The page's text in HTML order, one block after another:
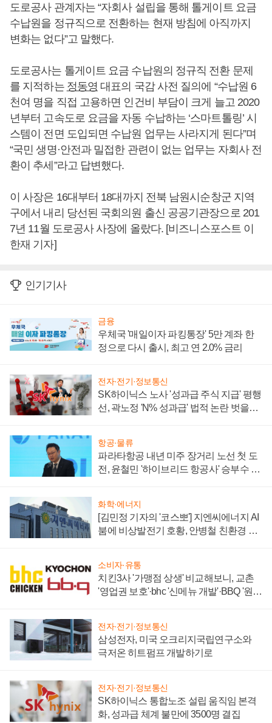
도로공사 관계자는 “자회사 설립을 통해 톨게이트 요금
수납원을 정규직으로 전환하는 현재 방침에 아직까지
변화는 없다”고 말했다.
도로공사는 톨게이트 요금 수납원의 정규직 전환 문제
를 지적하는 정동영 대표의 국감 사전 질의에 “수납원 6
천여 명을 직접 고용하면 인건비 부담이 크게 늘고 2020
년부터 고속도로 요금을 자동 수납하는 ‘스마트톨링’ 시
스템이 전면 도입되면 수납원 업무는 사라지게 된다”며
“국민 생명·안전과 밀접한 관련이 없는 업무는 자회사 전
환이 추세”라고 답변했다.
이 사장은 16대부터 18대까지 전북 남원시순창군 지역
구에서 내리 당선된 국회의원 출신 공공기관장으로 201
7년 11월 도로공사 사장에 올랐다. [비즈니스포스트 이
한재 기자]
인기기사
금융
우체국 '매일이자 파킹통장' 5만 계좌 한
정으로 다시 출시, 최고 연 2.0% 금리
전자·전기·정보통신
SK하이닉스 노사 '성과급 주식 지급' 평행
선, 곽노정 'N% 성과급' 법적 논란 벗을지
항공·물류
파라타항공 내년 미주 장거리 노선 첫 도
전, 윤철민 '하이브리드 항공사' 승부수 통
화학·에너지
[김민정 기자의 '코스뽀'] 지엔씨에너지 AI
붐에 비상발전기 호황, 안병철 친환경 에
소비자·유통
치킨3사 '가맹점 상생' 비교해보니, 교촌
'영업권 보호'·bhc '신메뉴 개발'·BBQ '원가
전자·전기·정보통신
삼성전자, 미국 오크리지국립연구소와
극저온 히트펌프 개발하기로
전자·전기·정보통신
SK하이닉스 통합노조 설립 움직임 본격
화, 성과급 체계 불만에 3500명 결집